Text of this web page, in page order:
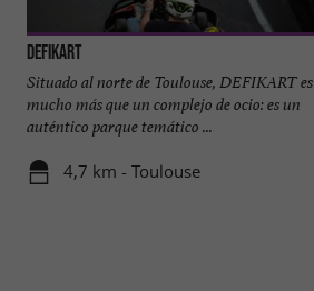
DefiKart
Situado al norte de Toulouse, DEFIKART es
mucho más que un complejo de ocio: es un
auténtico parque temático ...
4,7 km - Toulouse